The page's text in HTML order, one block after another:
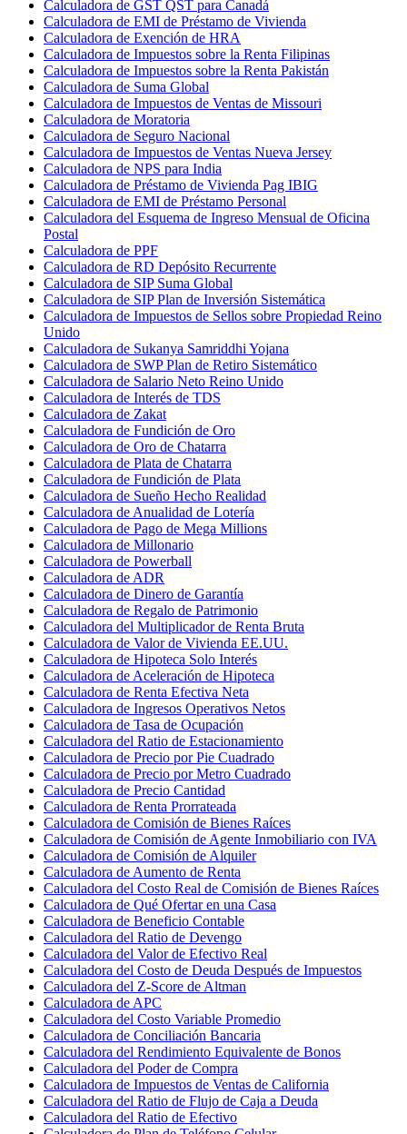
Calculadora de GST QST para Canadá
Calculadora de EMI de Préstamo de Vivienda
Calculadora de Exención de HRA
Calculadora de Impuestos sobre la Renta Filipinas
Calculadora de Impuestos sobre la Renta Pakistán
Calculadora de Suma Global
Calculadora de Impuestos de Ventas de Missouri
Calculadora de Moratoria
Calculadora de Seguro Nacional
Calculadora de Impuestos de Ventas Nueva Jersey
Calculadora de NPS para India
Calculadora de Préstamo de Vivienda Pag IBIG
Calculadora de EMI de Préstamo Personal
Calculadora del Esquema de Ingreso Mensual de Oficina
Postal
Calculadora de PPF
Calculadora de RD Depósito Recurrente
Calculadora de SIP Suma Global
Calculadora de SIP Plan de Inversión Sistemática
Calculadora de Impuestos de Sellos sobre Propiedad Reino
Unido
Calculadora de Sukanya Samriddhi Yojana
Calculadora de SWP Plan de Retiro Sistemático
Calculadora de Salario Neto Reino Unido
Calculadora de Interés de TDS
Calculadora de Zakat
Calculadora de Fundición de Oro
Calculadora de Oro de Chatarra
Calculadora de Plata de Chatarra
Calculadora de Fundición de Plata
Calculadora de Sueño Hecho Realidad
Calculadora de Anualidad de Lotería
Calculadora de Pago de Mega Millions
Calculadora de Millonario
Calculadora de Powerball
Calculadora de ADR
Calculadora de Dinero de Garantía
Calculadora de Regalo de Patrimonio
Calculadora del Multiplicador de Renta Bruta
Calculadora de Valor de Vivienda EE.UU.
Calculadora de Hipoteca Solo Interés
Calculadora de Aceleración de Hipoteca
Calculadora de Renta Efectiva Neta
Calculadora de Ingresos Operativos Netos
Calculadora de Tasa de Ocupación
Calculadora del Ratio de Estacionamiento
Calculadora de Precio por Pie Cuadrado
Calculadora de Precio por Metro Cuadrado
Calculadora de Precio Cantidad
Calculadora de Renta Prorrateada
Calculadora de Comisión de Bienes Raíces
Calculadora de Comisión de Agente Inmobiliario con IVA
Calculadora de Comisión de Alquiler
Calculadora de Aumento de Renta
Calculadora del Costo Real de Comisión de Bienes Raíces
Calculadora de Qué Ofertar en una Casa
Calculadora de Beneficio Contable
Calculadora del Ratio de Devengo
Calculadora del Valor de Efectivo Real
Calculadora del Costo de Deuda Después de Impuestos
Calculadora del Z-Score de Altman
Calculadora de APC
Calculadora del Costo Variable Promedio
Calculadora de Conciliación Bancaria
Calculadora del Rendimiento Equivalente de Bonos
Calculadora del Poder de Compra
Calculadora de Impuestos de Ventas de California
Calculadora del Ratio de Flujo de Caja a Deuda
Calculadora del Ratio de Efectivo